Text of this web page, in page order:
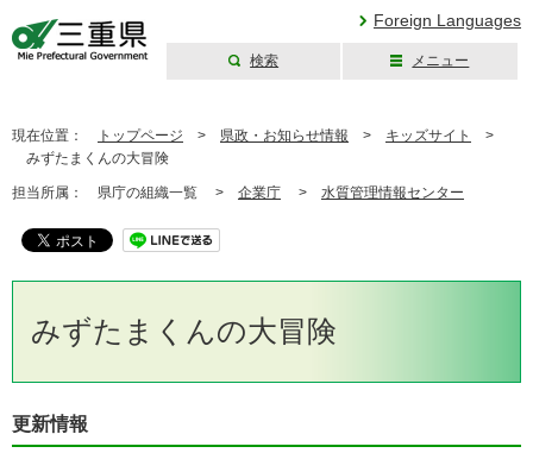
Foreign Languages
検索 メニュー
現在位置： トップページ > 県政・お知らせ情報 > キッズサイト
>
みずたまくんの大冒険
担当所属： 県庁の組織一覧 > 企業庁 > 水質管理情報センター
みずたまくんの大冒険
更新情報